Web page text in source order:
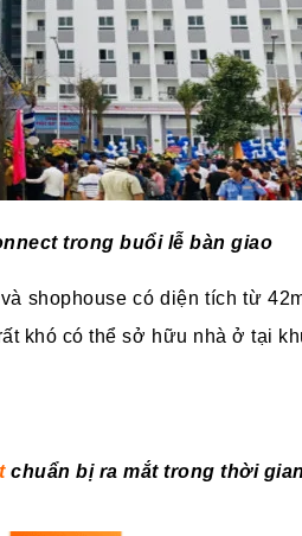
trong buổi lễ bàn giao
shophouse có diện tích từ
khó có thể sở hữu nhà ở tại
chuẩn bị ra mắt trong thời